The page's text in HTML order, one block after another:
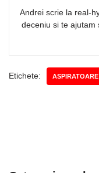
Andrei scrie la real-
deceniu si te ajutam
Etichete: